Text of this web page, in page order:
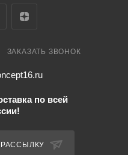
ЗАКАЗАТЬ ЗВОНОК
по всей